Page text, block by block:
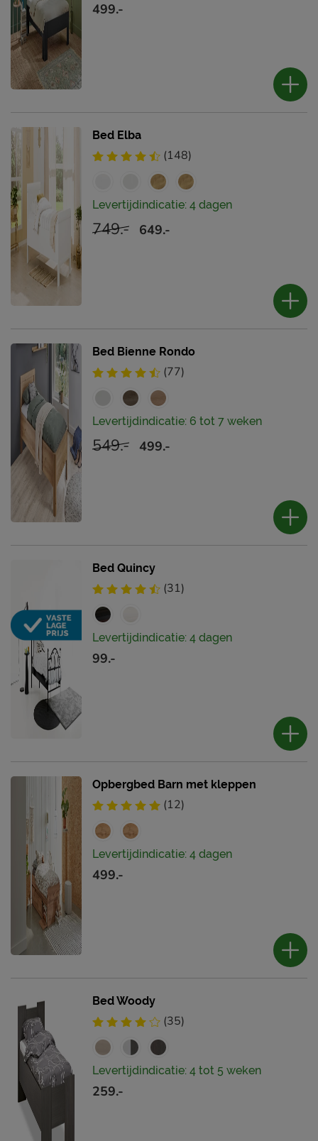
499.-
Bed Elba
(148)
Levertijdindicatie: 4 dagen
749.- 649.-
Bed Bienne Rondo
(77)
Levertijdindicatie: 6 tot 7 weken
549.- 499.-
Bed Quincy
(31)
Levertijdindicatie: 4 dagen
99.-
Opbergbed Barn met kleppen
(12)
Levertijdindicatie: 4 dagen
499.-
Bed Woody
(35)
Levertijdindicatie: 4 tot 5 weken
259.-